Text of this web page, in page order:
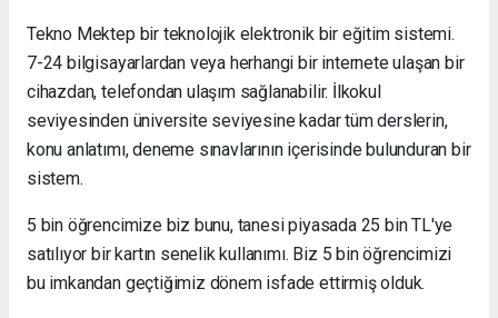
Tekno Mektep bir teknolojik elektronik bir eğitim sistemi.
7-24 bilgisayarlardan veya herhangi bir internete ulaşan bir
cihazdan, telefondan ulaşım sağlanabilir. İlkokul
seviyesinden üniversite seviyesine kadar tüm derslerin,
konu anlatımı, deneme sınavlarının içerisinde bulunduran bir
sistem.
5 bin öğrencimize biz bunu, tanesi piyasada 25 bin TL'ye
satılıyor bir kartın senelik kullanımı. Biz 5 bin öğrencimizi
bu imkandan geçtiğimiz dönem isfade ettirmiş olduk.